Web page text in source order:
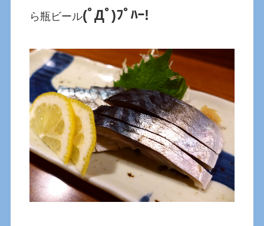
ら瓶ビール(ﾟДﾟ)ﾌﾟﾊｰ!